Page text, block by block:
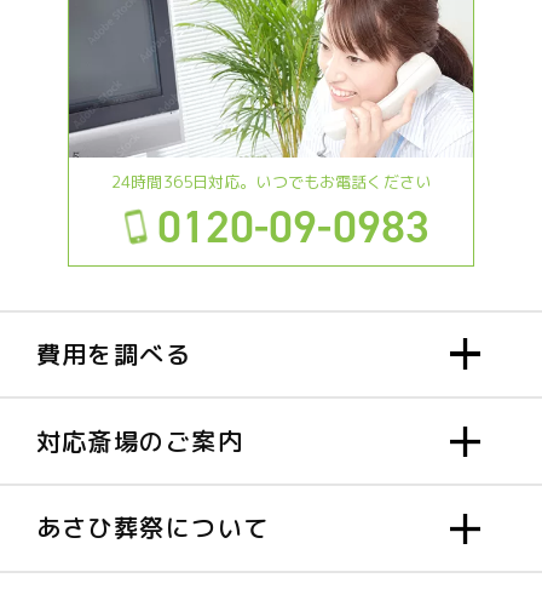
24時間365日対応。いつでもお電話ください
0120-09-0983
費用を調べる
対応斎場のご案内
あさひ葬祭について